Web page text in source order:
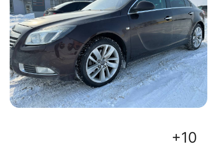
+10